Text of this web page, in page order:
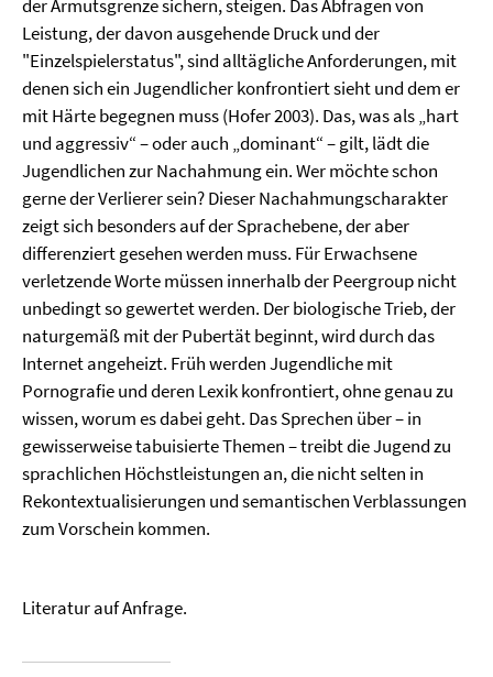
der Armutsgrenze sichern, steigen. Das Abfragen von
Leistung, der davon ausgehende Druck und der
"Einzelspielerstatus", sind alltägliche Anforderungen, mit
denen sich ein Jugendlicher konfrontiert sieht und dem er
mit Härte begegnen muss (Hofer 2003). Das, was als „hart
und aggressiv“ – oder auch „dominant“ – gilt, lädt die
Jugendlichen zur Nachahmung ein. Wer möchte schon
gerne der Verlierer sein? Dieser Nachahmungscharakter
zeigt sich besonders auf der Sprachebene, der aber
differenziert gesehen werden muss. Für Erwachsene
verletzende Worte müssen innerhalb der Peergroup nicht
unbedingt so gewertet werden. Der biologische Trieb, der
naturgemäß mit der Pubertät beginnt, wird durch das
Internet angeheizt. Früh werden Jugendliche mit
Pornografie und deren Lexik konfrontiert, ohne genau zu
wissen, worum es dabei geht. Das Sprechen über – in
gewisserweise tabuisierte Themen – treibt die Jugend zu
sprachlichen Höchstleistungen an, die nicht selten in
Rekontextualisierungen und semantischen Verblassungen
zum Vorschein kommen.
Literatur auf Anfrage.